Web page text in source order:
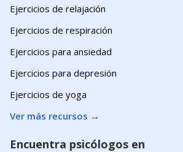
Ejercicios de relajación
Ejercicios de respiración
Ejercicios para ansiedad
Ejercicios para depresión
Ejercicios de yoga
Ver más recursos →
Encuentra psicólogos en